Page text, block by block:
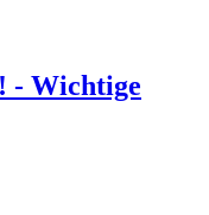
- Wichtige